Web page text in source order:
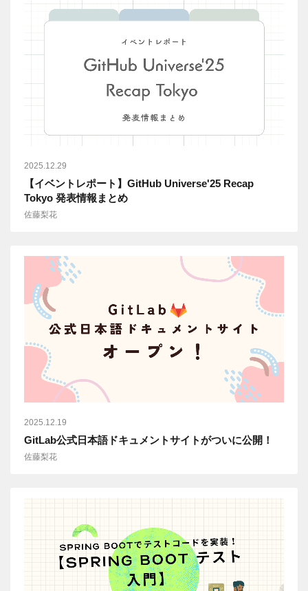
2025.12.29
【イベントレポート】GitHub Universe'25 Recap
Tokyo 発表情報まとめ
佐藤梨花
2025.12.19
GitLab公式日本語ドキュメントサイトがついに公開！
佐藤梨花